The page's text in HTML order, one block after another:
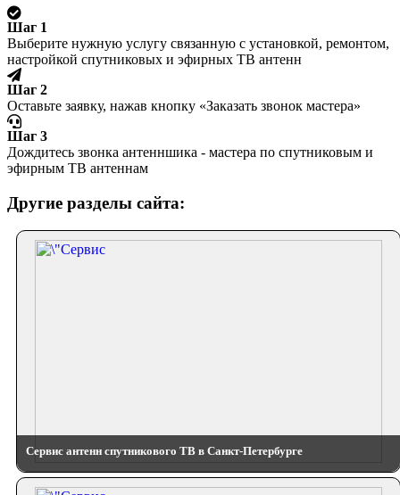
Шаг 1
Выберите нужную услугу связанную с установкой, ремонтом,
настройкой спутниковых и эфирных ТВ антенн
Шаг 2
Оставьте заявку, нажав кнопку «Заказать звонок мастера»
Шаг 3
Дождитесь звонка антенншика - мастера по спутниковым и
эфирным ТВ антеннам
Другие разделы сайта:
Сервис антенн спутникового ТВ в Санкт-Петербурге